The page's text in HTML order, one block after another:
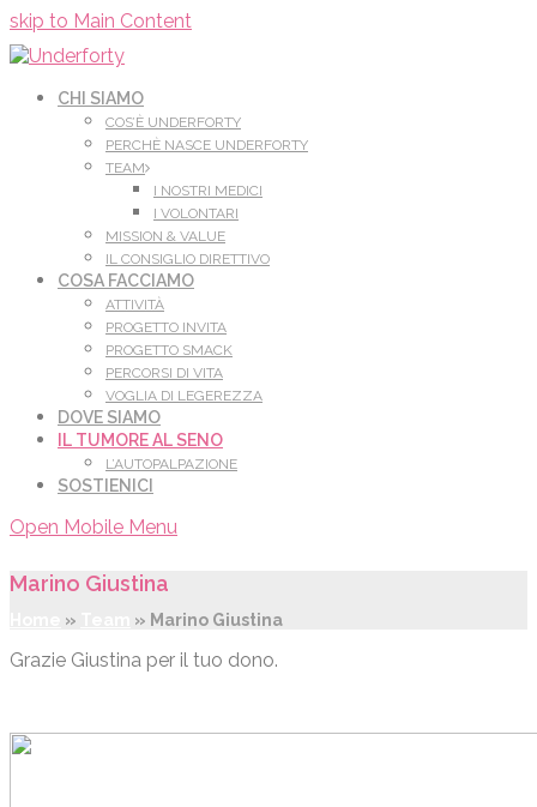
skip to Main Content
CHI SIAMO
COS’È UNDERFORTY
PERCHÈ NASCE UNDERFORTY
TEAM
I NOSTRI MEDICI
I VOLONTARI
MISSION & VALUE
IL CONSIGLIO DIRETTIVO
COSA FACCIAMO
ATTIVITÀ
PROGETTO INVITA
PROGETTO SMACK
PERCORSI DI VITA
VOGLIA DI LEGEREZZA
DOVE SIAMO
IL TUMORE AL SENO
L’AUTOPALPAZIONE
SOSTIENICI
Open Mobile Menu
Marino Giustina
» » Marino Giustina
Grazie Giustina per il tuo dono.